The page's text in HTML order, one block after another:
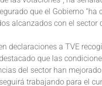
que el Gobierno
alcanzados con el sector
declaraciones a TVE
que las
del sector han
trabajando para el